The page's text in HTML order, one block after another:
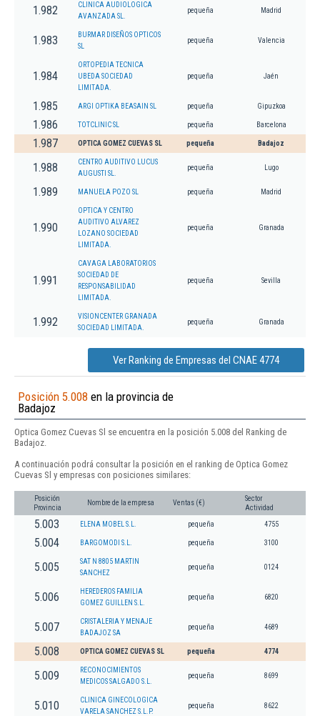
1.982
CLINICA AUDIOLOGICA
AVANZADA SL.
pequeña Madrid
1.983
BURMAR DISEÑOS OPTICOS
SL
pequeña Valencia
1.984
ORTOPEDIA TECNICA
UBEDA SOCIEDAD
LIMITADA.
pequeña Jaén
1.985 ARGI OPTIKA BEASAIN SL pequeña Gipuzkoa
1.986 TOTCLINIC SL pequeña Barcelona
1.987 OPTICA GOMEZ CUEVAS SL pequeña Badajoz
1.988
CENTRO AUDITIVO LUCUS
AUGUSTI SL.
pequeña Lugo
1.989 MANUELA POZO SL pequeña Madrid
1.990
OPTICA Y CENTRO
AUDITIVO ALVAREZ
LOZANO SOCIEDAD
LIMITADA.
pequeña Granada
1.991
CAVAGA LABORATORIOS
SOCIEDAD DE
RESPONSABILIDAD
LIMITADA.
pequeña Sevilla
1.992
VISIONCENTER GRANADA
SOCIEDAD LIMITADA.
pequeña Granada
Ver Ranking de Empresas del CNAE 4774
Posición 5.008 en la provincia de
Badajoz
Optica Gomez Cuevas Sl se encuentra en la posición 5.008 del Ranking de
Badajoz.
A continuación podrá consultar la posición en el ranking de Optica Gomez
Cuevas Sl y empresas con posiciones similares:
Posición
Provincia
Nombre de la empresa Ventas (€)
Sector
Actividad
5.003 ELENA MOBEL S.L. pequeña 4755
5.004 BARGOMODI S.L. pequeña 3100
5.005
SAT N 8805 MARTIN
SANCHEZ
pequeña 0124
5.006
HEREDEROS FAMILIA
GOMEZ GUILLEN S.L.
pequeña 6820
5.007
CRISTALERIA Y MENAJE
BADAJOZ SA
pequeña 4689
5.008 OPTICA GOMEZ CUEVAS SL pequeña 4774
5.009
RECONOCIMIENTOS
MEDICOS SALGADO S.L.
pequeña 8699
5.010
CLINICA GINECOLOGICA
VARELA SANCHEZ S.L.P.
pequeña 8622